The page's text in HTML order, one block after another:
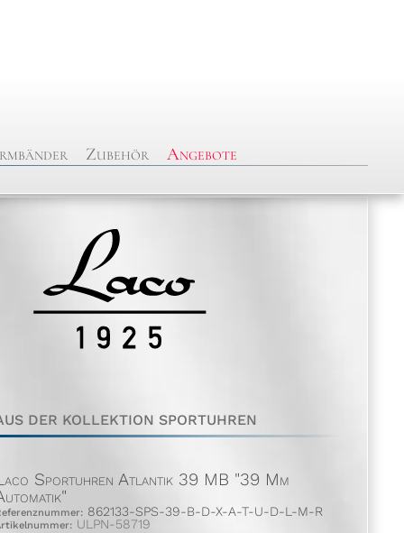
Zubehör Angebote
DER KOLLEKTION SPORTUHREN
Sportuhren Atlantik 39 MB "39 Mm
862133-SPS-39-B-D-X-A-T-U-D-L-M-R
ULPN-58719